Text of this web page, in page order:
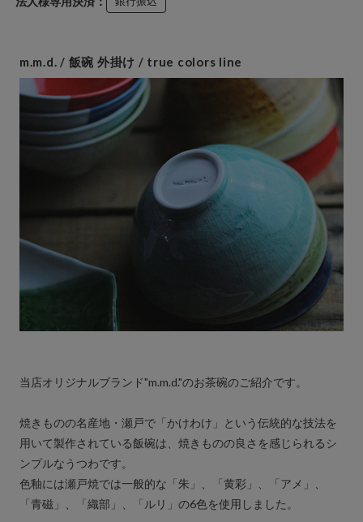
m.m.d. / 飯碗 外掛け / true colors line
当店オリジナルブランド"m.m.d."のお茶碗のご紹介です。
焼きものの名産地・瀬戸で「かけわけ」という伝統的な技法を
用いて製作されている飯碗は、焼きものの良さを感じられるシ
ンプルなうつわです。
色釉には瀬戸焼では一般的な「朱」、「黄彩」、「アメ」、
「青磁」、「織部」、「ルリ」の6色を使用しました。